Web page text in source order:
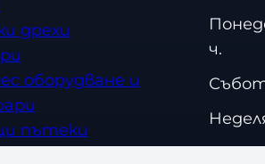
дрехи
оборудване и
пътеки
ч.
📞